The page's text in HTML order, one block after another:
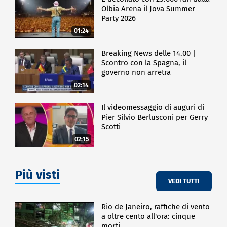
01:24
Olbia Arena il Jova Summer
Party 2026
02:14
Breaking News delle 14.00 |
Scontro con la Spagna, il
governo non arretra
02:15
Il videomessaggio di auguri di
Pier Silvio Berlusconi per Gerry
Scotti
Più visti VEDI TUTTI
Rio de Janeiro, raffiche di vento
a oltre cento all'ora: cinque